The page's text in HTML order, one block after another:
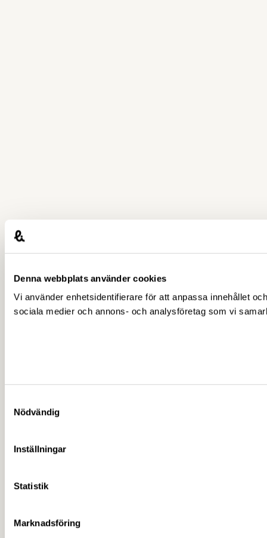
Denna webbplats använder cookies
Vi använder enhetsidentifierare för att anpassa innehållet
sociala medier och annons- och analysföretag som vi
Nödvändig
Inställningar
Statistik
Marknadsföring